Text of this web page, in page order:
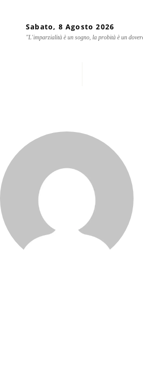
Sabato, 8 Agosto 2026
"L'imparzialità è un sogno, la probità è un